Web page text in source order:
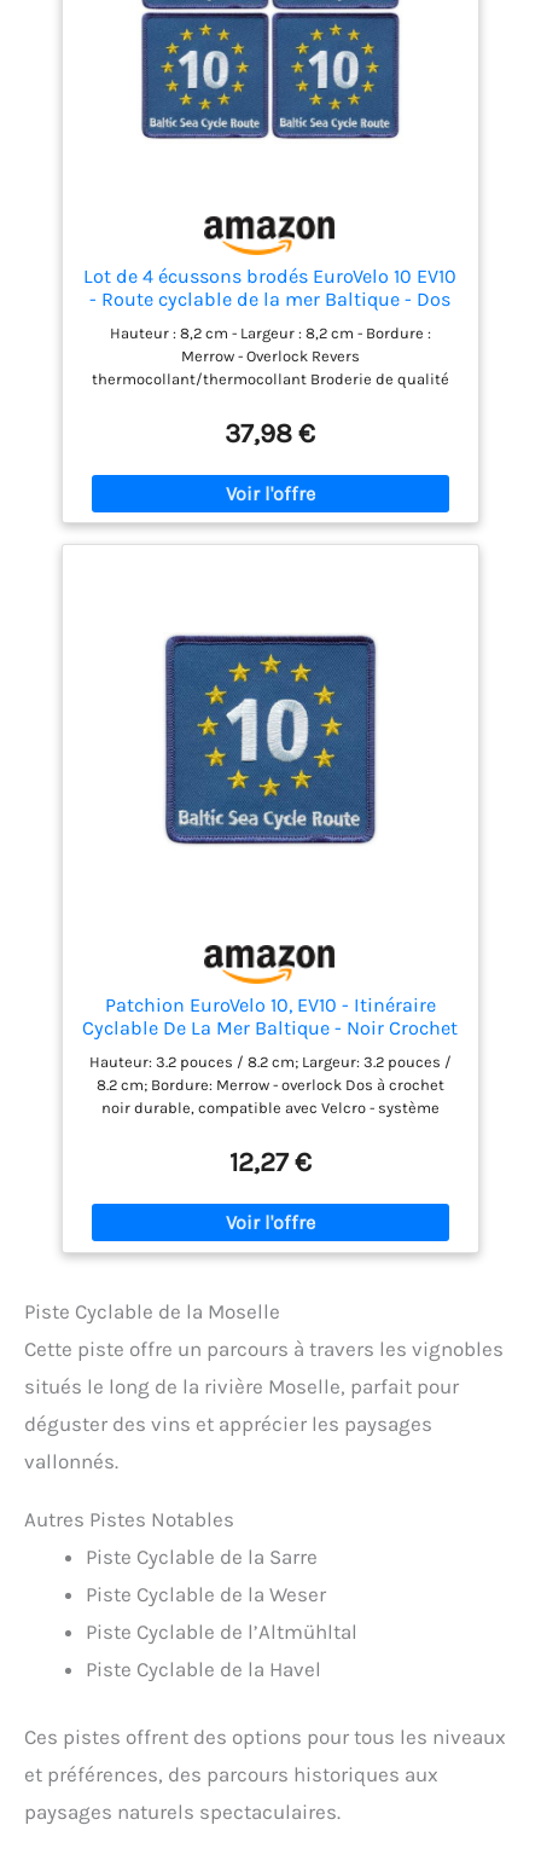
Lot de 4 écussons brodés EuroVelo 10 EV10
- Route cyclable de la mer Baltique - Dos
thermocollant - Emblème
Hauteur : 8,2 cm - Largeur : 8,2 cm - Bordure :
Merrow - Overlock Revers
thermocollant/thermocollant Broderie de qualité
ce patch ? Contactez-nous
37,98 €
Patchion EuroVelo 10, EV10 - Itinéraire
Cyclable De La Mer Baltique - Noir Crochet
Et Boucle - Patch/Badge/Emblème Brodé
Hauteur: 3.2 pouces / 8.2 cm; Largeur: 3.2 pouces /
8.2 cm; Bordure: Merrow - overlock Dos à crochet
noir durable, compatible avec Velcro - système
Patchion LTD Besoin de personnaliser cet écusson ?
Contactez-nous
12,27 €
Piste Cyclable de la Moselle
Cette piste offre un parcours à travers les vignobles
situés le long de la rivière Moselle, parfait pour
déguster des vins et apprécier les paysages
vallonnés.
Autres Pistes Notables
Piste Cyclable de la Sarre
Piste Cyclable de la Weser
Piste Cyclable de l’Altmühltal
Piste Cyclable de la Havel
Ces pistes offrent des options pour tous les niveaux
et préférences, des parcours historiques aux
paysages naturels spectaculaires.